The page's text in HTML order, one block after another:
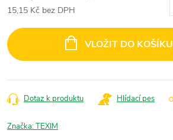
15,15 Kč bez DPH
cena:
VLOŽIT DO KOŠÍKU
Dotaz k produktu Hlídací pes
Značka:TEXIM